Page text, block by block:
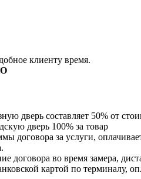
клиенту время.
дверь составляет 50% от
дверь 100% за товар
договора за услуги,
договора во время замера,
картой по терминалу,